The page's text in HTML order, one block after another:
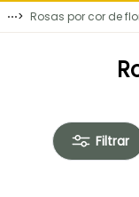
⋯> Rosas por cor de
Filtrar